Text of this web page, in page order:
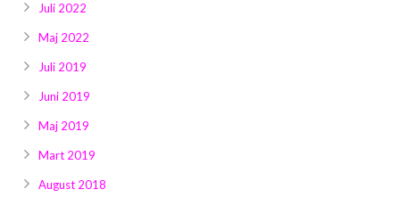
Juli 2022
Maj 2022
Juli 2019
Juni 2019
Maj 2019
Mart 2019
August 2018